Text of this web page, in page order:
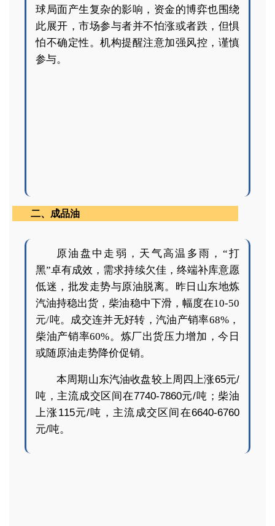
球局面产生复杂的影响，资金的博弈也围绕
此展开，市场参与者并不怕涨或者跌，但惧
怕不确定性。机构提醒注意加强风控，谨慎
参与。
二、成品油
原油盘中走弱，天气高温多雨，“打
黑”卓有成效，需求持续欠佳，终端补库意愿
低迷， 批发走势与原油脱离。昨日山东地炼
汽油持稳出货，柴油稳中下滑，幅度在10-50
元/吨。成交连并无好转，汽油产销率68%，
柴油产销率60%。炼厂出货压力增加，今日
或随原油走势降价促销。
本周期山东汽油收盘较上周四上涨65元/
吨， 主流成交区间在7740-7860元/吨； 柴油
上涨115元/吨，主流成交区间在6640-6760
元/吨。